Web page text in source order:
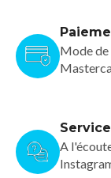
Mode de
A